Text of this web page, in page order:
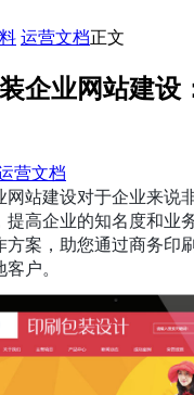
运营文档正文
企业网站建设
营文档
网站建设对于企业来说
提高企业的知名度和业
方案，助您通过商务印
户。